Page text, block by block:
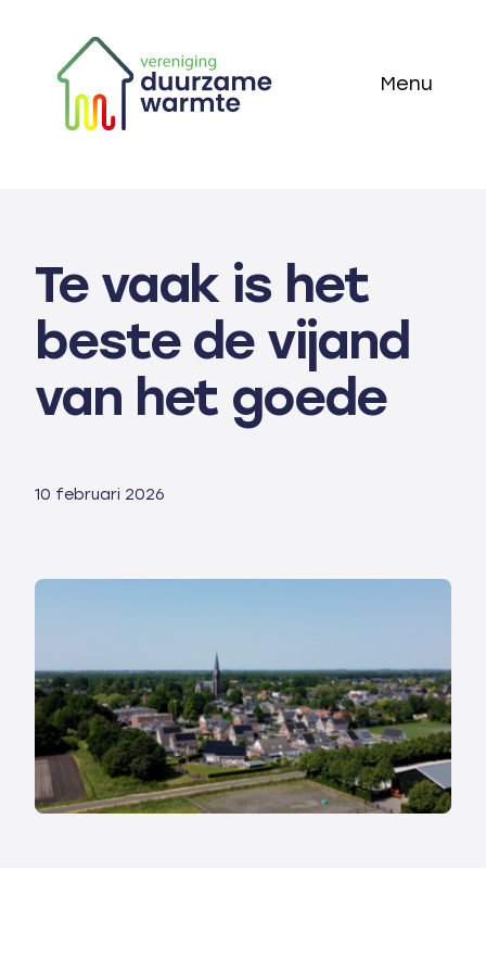
content
Menu
Technieken
Actueel
Over ons
Te vaak is het
beste de vijand
van het goede
10 februari 2026